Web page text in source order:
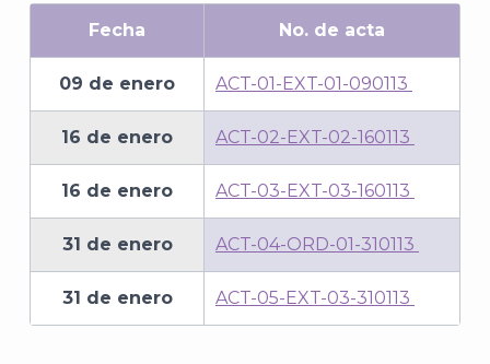
Fecha No. de acta
09 de enero ACT-01-EXT-01-090113
16 de enero ACT-02-EXT-02-160113
16 de enero ACT-03-EXT-03-160113
31 de enero ACT-04-ORD-01-310113
31 de enero ACT-05-EXT-03-310113